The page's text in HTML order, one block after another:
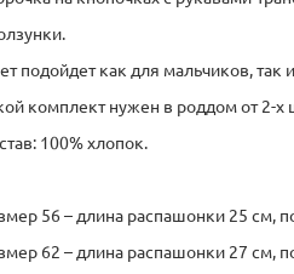
подойдет как для мальчиков, так
комплект нужен в роддом от 2-х
100% хлопок.
56 – длина распашонки 25 см,
62 – длина распашонки 27 см,